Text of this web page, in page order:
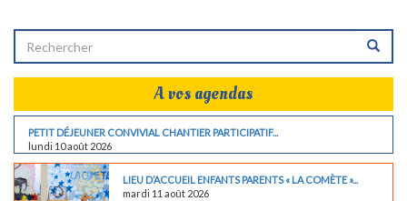
A vos agendas
PETIT DÉJEUNER CONVIVIAL CHANTIER PARTICIPATIF...
lundi 10 août 2026
LIEU D’ACCUEIL ENFANTS PARENTS « LA COMÈTE »...
mardi 11 août 2026